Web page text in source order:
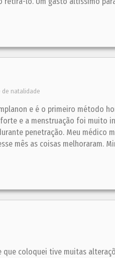
de natalidade
e é o primeiro método
e a menstruação foi muito
penetração. Meu médico
mês as coisas melhoraram.
que coloquei tive muitas